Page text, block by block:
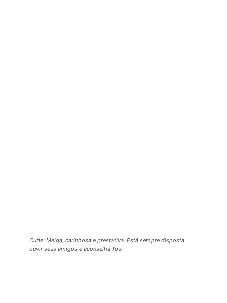
Cutie: Meiga, carinhosa e prestativa. Está sempre disposta
ouvir seus amigos e aconselhá-los.